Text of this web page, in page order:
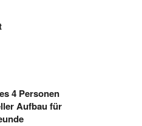
4 Personen
Aufbau für